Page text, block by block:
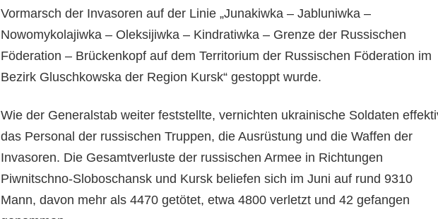
Vormarsch der Invasoren auf der Linie „Junakiwka – Jabluniwka –
Nowomykolajiwka – Oleksijiwka – Kindratiwka – Grenze der Russischen
Föderation – Brückenkopf auf dem Territorium der Russischen Föderation im
Bezirk Gluschkowska der Region Kursk“ gestoppt wurde.
Wie der Generalstab weiter feststellte, vernichten ukrainische Soldaten
das Personal der russischen Truppen, die Ausrüstung und die Waffen der
Invasoren. Die Gesamtverluste der russischen Armee in Richtungen
Piwnitschno-Sloboschansk und Kursk beliefen sich im Juni auf rund 9310
Mann, davon mehr als 4470 getötet, etwa 4800 verletzt und 42 gefangen